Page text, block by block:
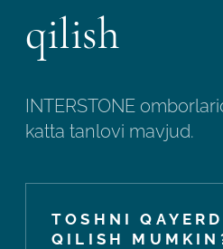
qilish
INTERSTONE
katta tanlovi mavjud.
TOSHNI
QILISH